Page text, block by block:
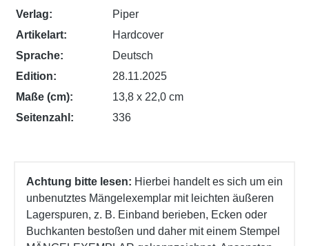
Verlag:
Piper
Artikelart:
Hardcover
Sprache:
Deutsch
Edition:
28.11.2025
Maße (cm):
13,8 x 22,0 cm
Seitenzahl:
336
Achtung bitte lesen: Hierbei handelt es sich um ein
unbenutztes Mängelexemplar mit leichten äußeren
Lagerspuren, z. B. Einband berieben, Ecken oder
Buchkanten bestoßen und daher mit einem Stempel